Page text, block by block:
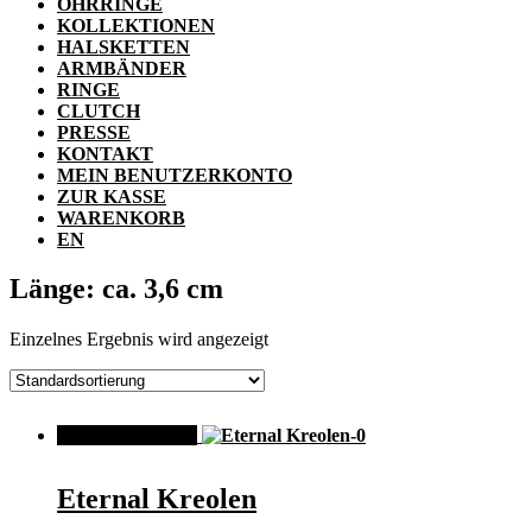
KOLLEKTIONEN
HALSKETTEN
ARMBÄNDER
RINGE
CLUTCH
PRESSE
KONTAKT
MEIN BENUTZERKONTO
ZUR KASSE
WARENKORB
EN
Länge: ca. 3,6 cm
Einzelnes Ergebnis wird angezeigt
Eternal Kreolen